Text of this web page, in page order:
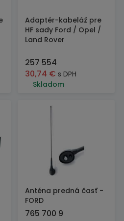
Adaptér-kabeláž pre
HF sady Ford / Opel /
Land Rover
257 554
30,74 € s DPH
Skladom
Anténa predná časť -
FORD
765 700 9